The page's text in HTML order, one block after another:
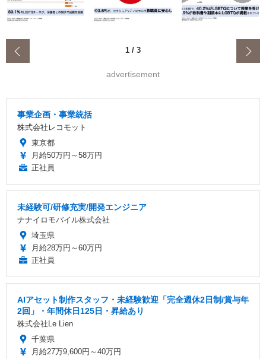
1 / 3
advertisement
事業企画・事業統括
株式会社レコモット
東京都
月給50万円～58万円
正社員
未経験可/研修充実/開発エンジニア
ナナイロモバイル株式会社
埼玉県
月給28万円～60万円
正社員
AIアセット制作スタッフ・未経験歓迎「完全週休2日制/賞与年
2回」・年間休日125日・昇給あり
株式会社Le Lien
千葉県
月給27万9,600円～40万円